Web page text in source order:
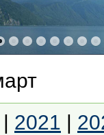
| 2021 |